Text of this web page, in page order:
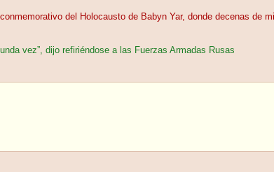
del Holocausto de Babyn Yar, donde decenas de
vez”, dijo refiriéndose a las Fuerzas Armadas Rusas